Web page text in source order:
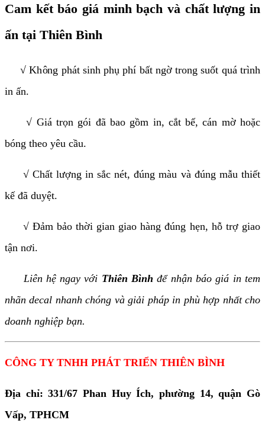
Cam kết báo giá minh bạch và chất lượng in
ấn tại Thiên Bình
√ Không phát sinh phụ phí bất ngờ trong suốt quá trình
in ấn.
√ Giá trọn gói đã bao gồm in, cắt bế, cán mờ hoặc
bóng theo yêu cầu.
√ Chất lượng in sắc nét, đúng màu và đúng mẫu thiết
kế đã duyệt.
√ Đảm bảo thời gian giao hàng đúng hẹn, hỗ trợ giao
tận nơi.
Liên hệ ngay với Thiên Bình để nhận báo giá in tem
nhãn decal nhanh chóng và giải pháp in phù hợp nhất cho
doanh nghiệp bạn.
CÔNG TY TNHH PHÁT TRIỂN THIÊN BÌNH
Địa chỉ: 331/67 Phan Huy Ích, phường 14, quận Gò
Vấp, TPHCM